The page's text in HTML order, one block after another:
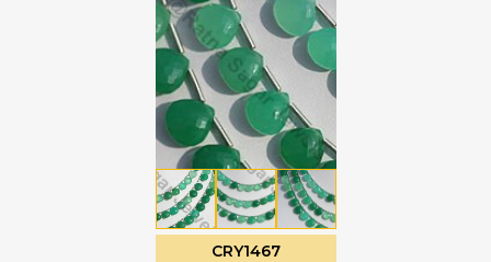
CRY1467